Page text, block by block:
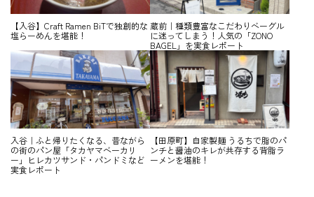
【入谷】Craft Ramen BiTで独創的な
塩らーめんを堪能！
蔵前｜種類豊富なこだわりベーグル
に迷ってしまう！人気の「ZONO
BAGEL」を実食レポート
入谷｜ふと帰りたくなる、昔ながら
の街のパン屋「タカヤマベーカリ
ー」ヒレカツサンド・パンドミなど
実食レポート
【田原町】自家製麺 うるちで脂のパ
ンチと醤油のキレが共存する背脂ラ
ーメンを堪能！